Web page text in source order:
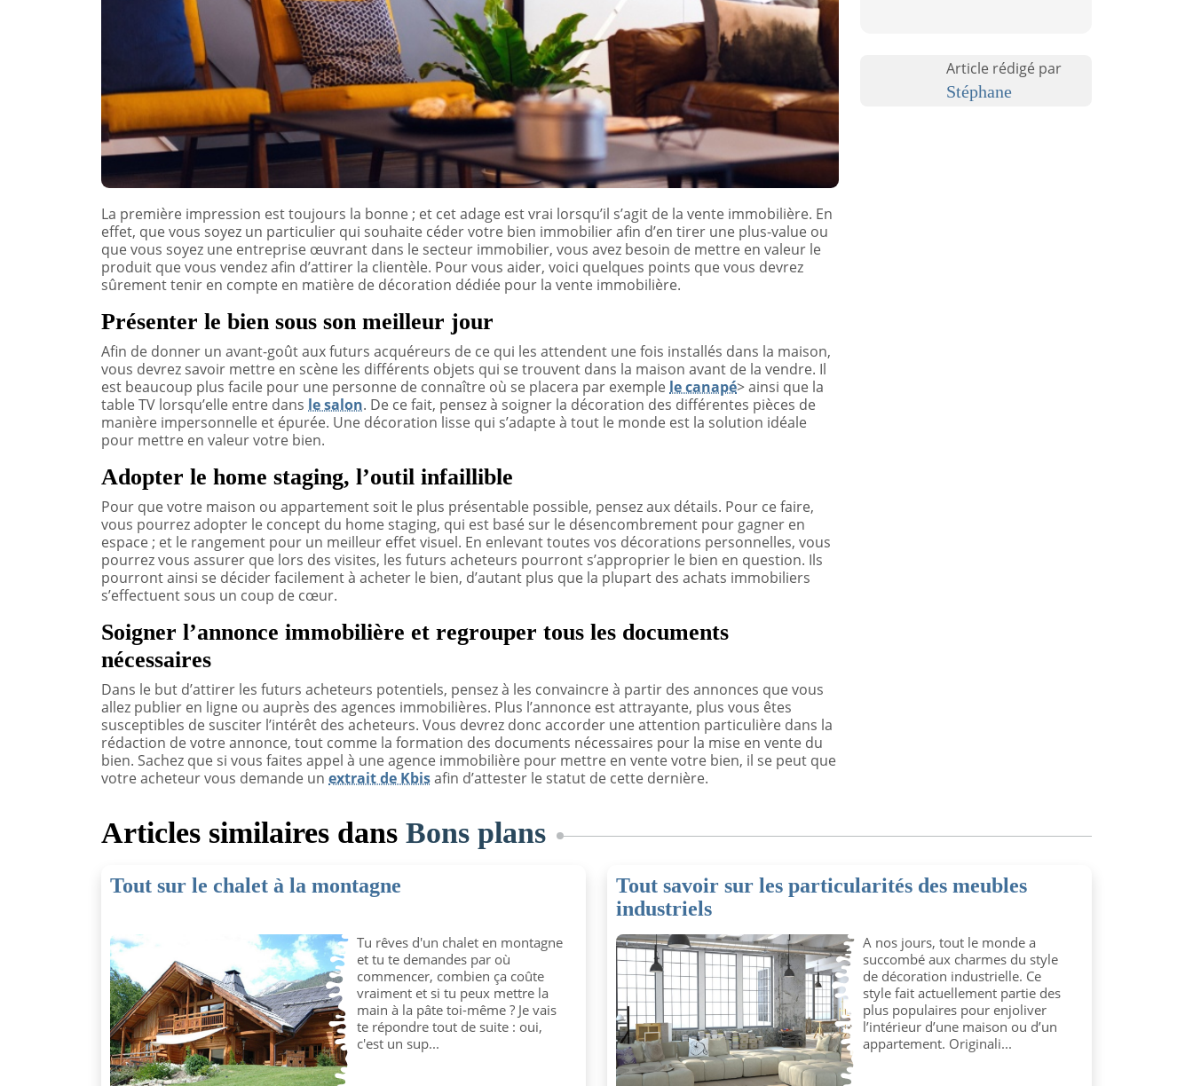
La première impression est toujours la bonne ; et cet adage est vrai lorsqu’il s’agit de la vente immobilière. En
effet, que vous soyez un particulier qui souhaite céder votre bien immobilier afin d’en tirer une plus-value ou
que vous soyez une entreprise œuvrant dans le secteur immobilier, vous avez besoin de mettre en valeur le
produit que vous vendez afin d’attirer la clientèle. Pour vous aider, voici quelques points que vous devrez
sûrement tenir en compte en matière de décoration dédiée pour la vente immobilière.
Présenter le bien sous son meilleur jour
Afin de donner un avant-goût aux futurs acquéreurs de ce qui les attendent une fois installés dans la maison,
vous devrez savoir mettre en scène les différents objets qui se trouvent dans la maison avant de la vendre. Il
est beaucoup plus facile pour une personne de connaître où se placera par exemple le canapé> ainsi que la
table TV lorsqu’elle entre dans le salon. De ce fait, pensez à soigner la décoration des différentes pièces de
manière impersonnelle et épurée. Une décoration lisse qui s’adapte à tout le monde est la solution idéale
pour mettre en valeur votre bien.
Adopter le home staging, l’outil infaillible
Pour que votre maison ou appartement soit le plus présentable possible, pensez aux détails. Pour ce faire,
vous pourrez adopter le concept du home staging, qui est basé sur le désencombrement pour gagner en
espace ; et le rangement pour un meilleur effet visuel. En enlevant toutes vos décorations personnelles, vous
pourrez vous assurer que lors des visites, les futurs acheteurs pourront s’approprier le bien en question. Ils
pourront ainsi se décider facilement à acheter le bien, d’autant plus que la plupart des achats immobiliers
s’effectuent sous un coup de cœur.
Soigner l’annonce immobilière et regrouper tous les documents
nécessaires
Dans le but d’attirer les futurs acheteurs potentiels, pensez à les convaincre à partir des annonces que vous
allez publier en ligne ou auprès des agences immobilières. Plus l’annonce est attrayante, plus vous êtes
susceptibles de susciter l’intérêt des acheteurs. Vous devrez donc accorder une attention particulière dans la
rédaction de votre annonce, tout comme la formation des documents nécessaires pour la mise en vente du
bien. Sachez que si vous faites appel à une agence immobilière pour mettre en vente votre bien, il se peut que
votre acheteur vous demande un extrait de Kbisafin d’attester le statut de cette dernière.
Article rédigé par
Stéphane
Articles similaires dans Bons plans
Tout sur le chalet à la montagne
Tu rêves d'un chalet en montagne
et tu te demandes par où
commencer, combien ça coûte
vraiment et si tu peux mettre la
main à la pâte toi-même ? Je vais
te répondre tout de suite : oui,
c'est un sup...
Tout savoir sur les particularités des meubles
industriels
A nos jours, tout le monde a
succombé aux charmes du style
de décoration industrielle. Ce
style fait actuellement partie des
plus populaires pour enjoliver
l’intérieur d’une maison ou d’un
appartement. Originali...